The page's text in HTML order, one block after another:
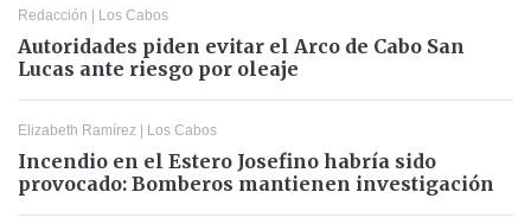
Redacción | Los Cabos
Autoridades piden evitar el Arco de Cabo San
Lucas ante riesgo por oleaje
Elizabeth Ramírez | Los Cabos
Incendio en el Estero Josefino habría sido
provocado: Bomberos mantienen investigación